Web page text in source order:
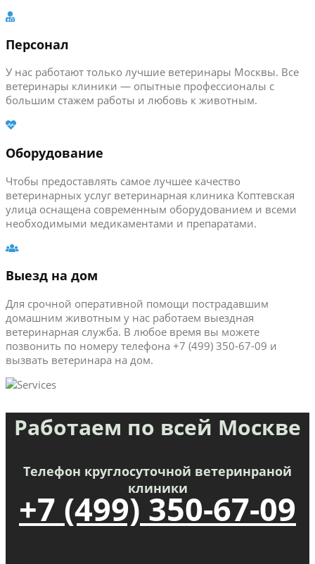
Персонал
У нас работают только лучшие ветеринары Москвы. Все
ветеринары клиники — опытные профессионалы с
большим стажем работы и любовь к животным.
Оборудование
Чтобы предоставлять самое лучшее качество
ветеринарных услуг ветеринарная клиника Коптевская
улица оснащена современным оборудованием и всеми
необходимыми медикаментами и препаратами.
Выезд на дом
Для срочной оперативной помощи пострадавшим
домашним животным у нас работаем выездная
ветеринарная служба. В любое время вы можете
позвонить по номеру телефона +7 (499) 350-67-09 и
вызвать ветеринара на дом.
Работаем по всей Москве
Телефон круглосуточной ветеринраной
клиники
+7 (499) 350-67-09